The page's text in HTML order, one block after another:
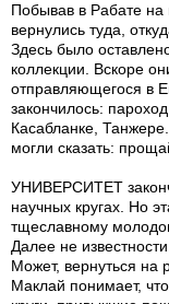
Побывав в Рабате на
вернулись туда,
Здесь было
коллекции. Вскоре
отправляющегося в
закончилось:
Касабланке,
могли сказать:
УНИВЕРСИТЕТ
научных кругах. Но
тщеславному
Далее не
Может, вернуться на
Маклай понимает,